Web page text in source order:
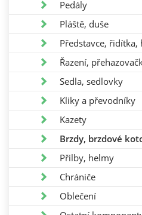
Pedály
Pláště, duše
Představce, řidítka,
Řazení,
Sedla, sedlovky
Kliky a převodníky
Kazety
Brzdy, brzdové
Přilby, helmy
Chrániče
Oblečení